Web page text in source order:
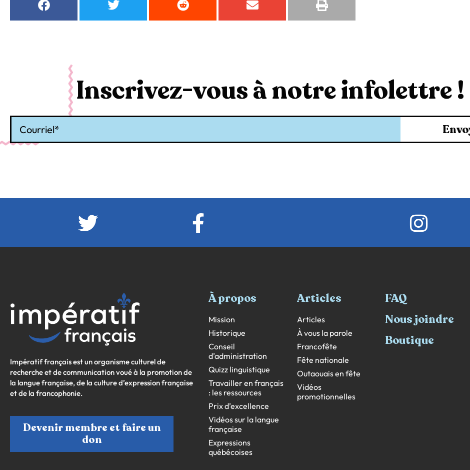
Inscrivez-vous à notre infolettre !
Impératif français est un organisme culturel de
recherche et de communication voué à la promotion de
la langue française, de la culture d’expression française
et de la francophonie.
Devenir membre et faire un
don
À propos
Mission
Historique
Conseil
d’administration
Quizz linguistique
Travailler en français
: les ressources
Prix d’excellence
Vidéos sur la langue
française
Expressions
québécoises
Articles
Articles
À vous la parole
Francofête
Fête nationale
Outaouais en fête
Vidéos
promotionnelles
FAQ
Nous joindre
Boutique